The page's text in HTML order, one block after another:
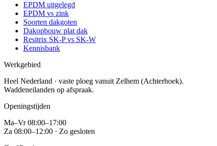
EPDM uitgelegd
EPDM vs zink
Soorten dakgoten
Dakopbouw plat dak
Resitrix SK-P vs SK-W
Kennisbank
Werkgebied
Heel Nederland · vaste ploeg vanuit Zelhem (Achterhoek).
Waddeneilanden op afspraak.
Openingstijden
Ma–Vr 08:00–17:00
Za 08:00–12:00 · Zo gesloten